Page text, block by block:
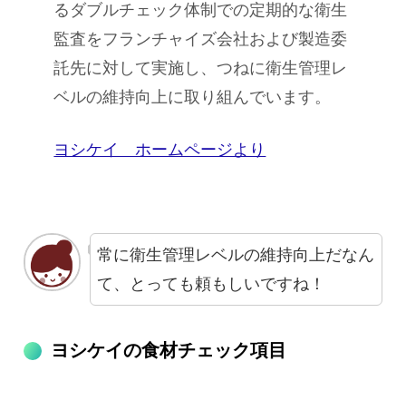
るダブルチェック体制での定期的な衛生
監査をフランチャイズ会社および製造委
託先に対して実施し、つねに衛生管理レ
ベルの維持向上に取り組んでいます。
ヨシケイ ホームページより
常に衛生管理レベルの維持向上だなん
て、とっても頼もしいですね！
ヨシケイの食材チェック項目